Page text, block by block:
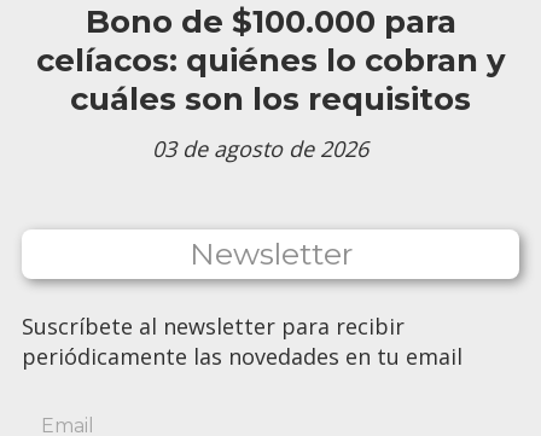
Bono de $100.000 para
celíacos: quiénes lo cobran y
cuáles son los requisitos
03 de agosto de 2026
Newsletter
Suscríbete al newsletter para recibir
periódicamente las novedades en tu email